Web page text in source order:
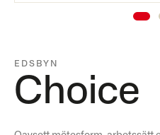
EDSBYN
Choice